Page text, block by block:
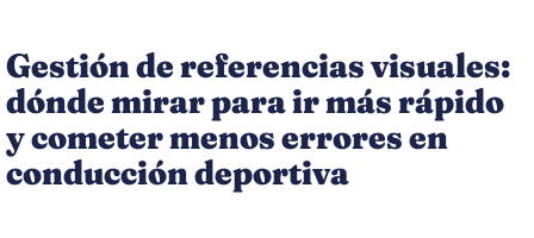
Gestión de referencias visuales:
dónde mirar para ir más rápido
y cometer menos errores en
conducción deportiva